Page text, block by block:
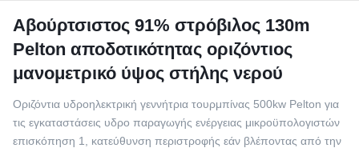
Αβούρτσιστος 91% στρόβιλος 130m
Pelton αποδοτικότητας οριζόντιος
μανομετρικό ύψος στήλης νερού
Οριζόντια υδροηλεκτρική γεννήτρια τουρμπίνας 500kw Pelton για
τις εγκαταστάσεις υδρο παραγωγής ενέργειας μικροϋπολογιστών
επισκόπηση 1, κατεύθυνση περιστροφής εάν βλέποντας από την